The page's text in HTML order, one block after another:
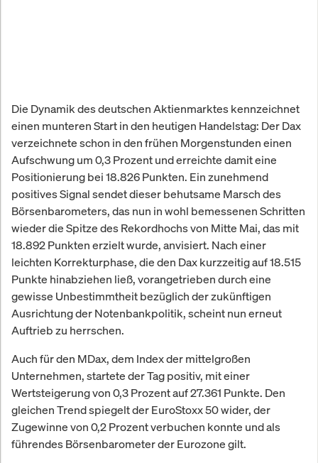
Die Dynamik des deutschen Aktienmarktes kennzeichnet
einen munteren Start in den heutigen Handelstag: Der Dax
verzeichnete schon in den frühen Morgenstunden einen
Aufschwung um 0,3 Prozent und erreichte damit eine
Positionierung bei 18.826 Punkten. Ein zunehmend
positives Signal sendet dieser behutsame Marsch des
Börsenbarometers, das nun in wohl bemessenen Schritten
wieder die Spitze des Rekordhochs von Mitte Mai, das mit
18.892 Punkten erzielt wurde, anvisiert. Nach einer
leichten Korrekturphase, die den Dax kurzzeitig auf 18.515
Punkte hinabziehen ließ, vorangetrieben durch eine
gewisse Unbestimmtheit bezüglich der zukünftigen
Ausrichtung der Notenbankpolitik, scheint nun erneut
Auftrieb zu herrschen.
Auch für den MDax, dem Index der mittelgroßen
Unternehmen, startete der Tag positiv, mit einer
Wertsteigerung von 0,3 Prozent auf 27.361 Punkte. Den
gleichen Trend spiegelt der EuroStoxx 50 wider, der
Zugewinne von 0,2 Prozent verbuchen konnte und als
führendes Börsenbarometer der Eurozone gilt.